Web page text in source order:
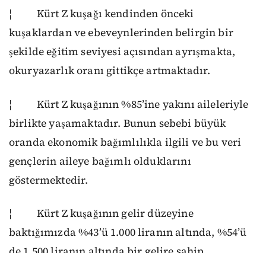
¦ Kürt Z kuşağı kendinden önceki
kuşaklardan ve ebeveynlerinden belirgin bir
şekilde eğitim seviyesi açısından ayrışmakta,
okuryazarlık oranı gittikçe artmaktadır.
¦ Kürt Z kuşağının %85’ine yakını aileleriyle
birlikte yaşamaktadır. Bunun sebebi büyük
oranda ekonomik bağımlılıkla ilgili ve bu veri
gençlerin aileye bağımlı olduklarını
göstermektedir.
¦ Kürt Z kuşağının gelir düzeyine
baktığımızda %43’ü 1.000 liranın altında, %54’ü